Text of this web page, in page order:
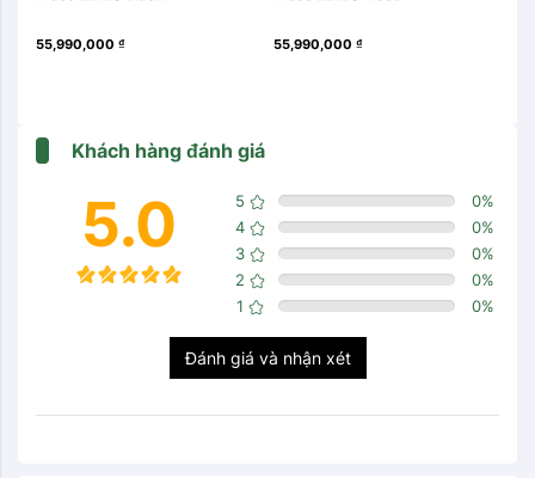
55,990,000 ₫ 55,990,000 ₫
Khách hàng đánh giá
5.0 5 0%
4
0%
3
0%
2
0%
1
0%
Đánh giá và nhận xét